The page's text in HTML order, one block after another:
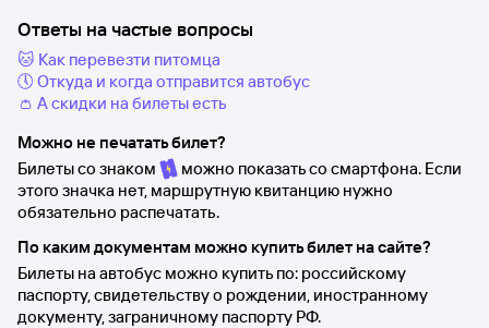
Ответы на частые вопросы
🐱 Как перевезти питомца
🕔 Откуда и когда отправится автобус
👛 А скидки на билеты есть
Можно не печатать билет?
Билеты со знаком
можно показать со смартфона. Если
этого значка нет, маршрутную квитанцию нужно
обязательно распечатать.
По каким документам можно купить билет на сайте?
Билеты на автобус можно купить по: российскому
паспорту, свидетельству о рождении, иностранному
документу, заграничному паспорту РФ.